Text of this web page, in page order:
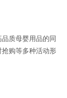
质母婴用品的同
购等多种活动形